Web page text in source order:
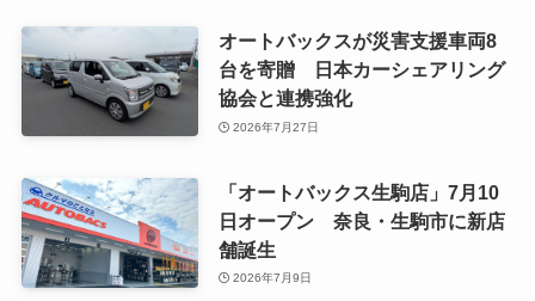
オートバックスが災害支援車両8
台を寄贈 日本カーシェアリング
協会と連携強化
2026年7月27日
「オートバックス生駒店」7月10
日オープン 奈良・生駒市に新店
舗誕生
2026年7月9日